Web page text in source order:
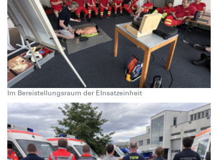
Im Bereistellungsraum der EInsatzeinheit